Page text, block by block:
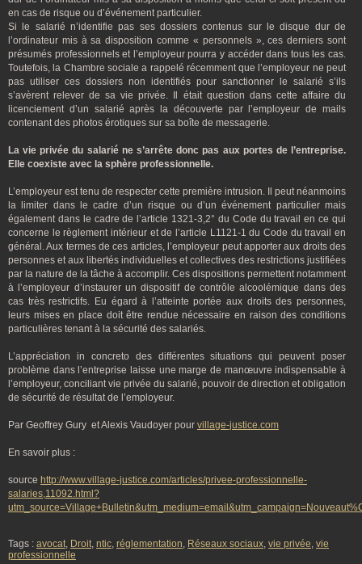
en cas de risque ou d’événement particulier.
Si le salarié n’identifie pas ses dossiers contenus sur le disque dur de
l’ordinateur mis à sa disposition comme « personnels », ces derniers sont
présumés professionnels et l’employeur pourra y accéder dans tous les cas.
Toutefois, la Chambre sociale a rappelé récemment que l’employeur ne peut
pas utiliser ces dossiers non identifiés pour sanctionner le salarié s’ils
s’avèrent relever de sa vie privée. Il était question dans cette affaire du
licenciement d’un salarié après la découverte par l’employeur de mails
contenant des photos érotiques sur sa boîte de messagerie.
La vie privée du salarié ne s’arrête donc pas aux portes de l’entreprise.
Elle coexiste avec la sphère professionnelle.
L’employeur est tenu de respecter cette première intrusion. Il peut néanmoins
la limiter dans le cadre d’un risque ou d’un événement particulier mais
également dans le cadre de l’article 1321-3,2° du Code du travail en ce qui
concerne le règlement intérieur et de l’article L1121-1 du Code du travail en
général. Aux termes de ces articles, l’employeur peut apporter aux droits des
personnes et aux libertés individuelles et collectives des restrictions justifiées
par la nature de la tâche à accomplir. Ces dispositions permettent notamment
à l’employeur d’instaurer un dispositif de contrôle alcoolémique dans des
cas très restrictifs. Eu égard à l’atteinte portée aux droits des personnes,
leurs mises en place doit être rendue nécessaire en raison des conditions
particulières tenant à la sécurité des salariés.
L’appréciation in concreto des différentes situations qui peuvent poser
problème dans l’entreprise laisse une marge de manœuvre indispensable à
l’employeur, conciliant vie privée du salarié, pouvoir de direction et obligation
de sécurité de résultat de l’employeur.
Par Geoffrey Gury et Alexis Vaudoyer pour village-justice.com
En savoir plus :
source http://www.village-justice.com/articles/privee-professionnelle-
salaries,11092.html?
Tags : avocat, Droit, ntic, réglementation, Réseaux sociaux, vie privée, vie
professionnelle